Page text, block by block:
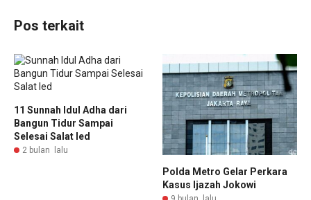
Pos terkait
11 Sunnah Idul Adha dari
Bangun Tidur Sampai
Selesai Salat Ied
2 bulan lalu
Polda Metro Gelar Perkara
Kasus Ijazah Jokowi